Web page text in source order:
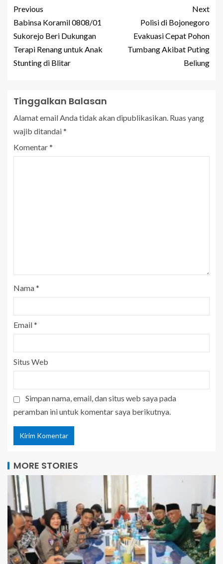
Previous
Babinsa Koramil 0808/01
Sukorejo Beri Dukungan
Terapi Renang untuk Anak
Stunting di Blitar
Next
Polisi di Bojonegoro
Evakuasi Cepat Pohon
Tumbang Akibat Puting
Beliung
Tinggalkan Balasan
Alamat email Anda tidak akan dipublikasikan. Ruas yang
wajib ditandai*
Komentar*
Nama*
Email*
Situs Web
Simpan nama, email, dan situs web saya pada
peramban ini untuk komentar saya berikutnya.
MORE STORIES